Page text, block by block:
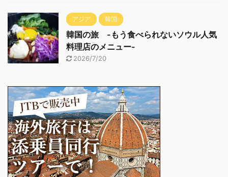
アジア 韓国
韓国の旅 -もう食べられないソウル人気
料理店のメニュー-
2026/7/20